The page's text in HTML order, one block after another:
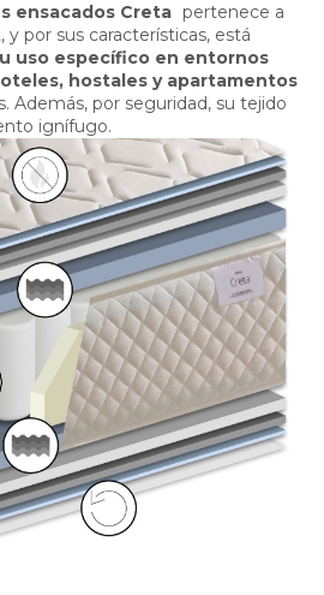
ensacados Creta pertenece a
por sus características, está
uso específico en entornos
hostales y apartamentos
Además, por seguridad, su tejido
ignífugo.